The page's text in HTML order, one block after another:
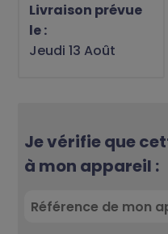
Livraison prévue
le :
Jeudi 13 Août
Je vérifie que
à mon appareil :